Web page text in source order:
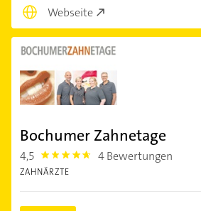
Webseite
Bochumer Zahnetage
4,5 4.5 4 Bewertungen
ZAHNÄRZTE